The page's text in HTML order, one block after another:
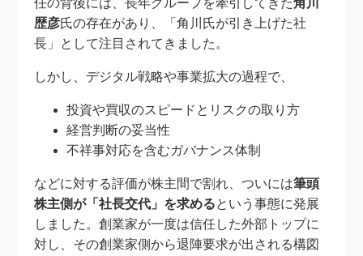
歴彦氏の存在があり、「角川氏が引き上げた社
長」として注目されてきました。
しかし、デジタル戦略や事業拡大の過程で、
投資や買収のスピードとリスクの取り方
経営判断の妥当性
不祥事対応を含むガバナンス体制
などに対する評価が株主間で割れ、ついには筆頭
株主側が「社長交代」を求めるという事態に発展
しました。創業家が一度は信任した外部トップに
対し、その創業家側から退陣要求が出される構図